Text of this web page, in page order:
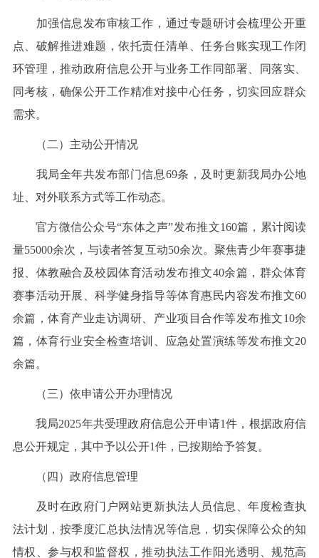
加强信息发布审核工作，通过专题研讨会梳理公开重
点、破解推进难题，依托责任清单、任务台账实现工作闭
环管理，推动政府信息公开与业务工作同部署、同落实、
同考核，确保公开工作精准对接中心任务，切实回应群众
需求。
（二）主动公开情况
我局全年共发布部门信息69条，及时更新我局办公地
址、对外联系方式等工作动态。
官方微信公众号“东体之声”发布推文160篇，累计阅读
量55000余次，与读者答复互动50余次。聚焦青少年赛事捷
报、体教融合及校园体育活动发布推文40余篇，群众体育
赛事活动开展、科学健身指导等体育惠民内容发布推文60
余篇，体育产业走访调研、产业项目合作等发布推文10余
篇，体育行业安全检查培训、应急处置演练等发布推文20
余篇。
（三）依申请公开办理情况
我局2025年共受理政府信息公开申请1件，根据政府信
息公开规定，其中予以公开1件，已按期给予答复。
（四）政府信息管理
及时在政府门户网站更新执法人员信息、年度检查执
法计划，按季度汇总执法情况等信息，切实保障公众的知
情权、参与权和监督权，推动执法工作阳光透明、规范高